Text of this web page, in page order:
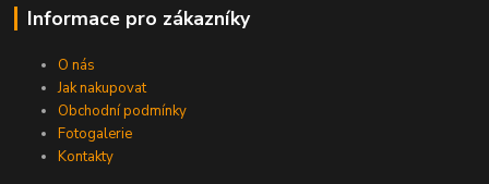
Informace pro zákazníky
O nás
Jak nakupovat
Obchodní podmínky
Fotogalerie
Kontakty